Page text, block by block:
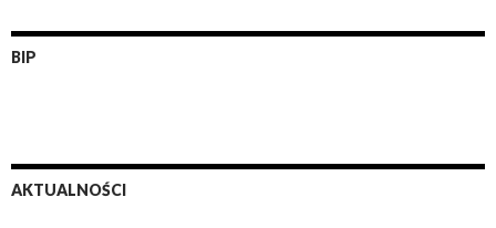
BIP
AKTUALNOŚCI